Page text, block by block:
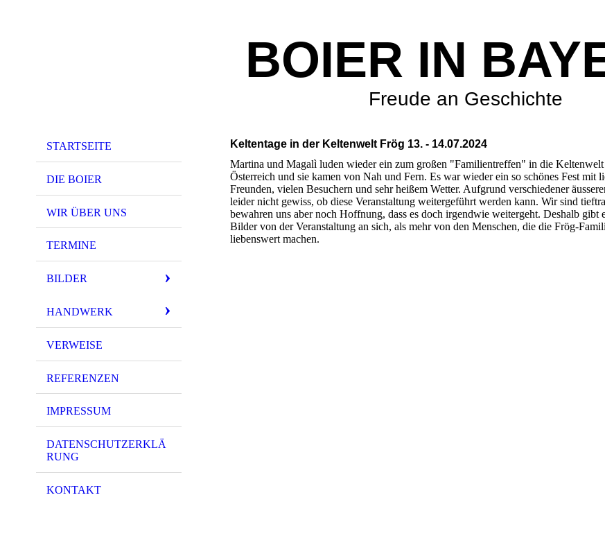
STARTSEITE
DIE BOIER
WIR ÜBER UNS
TERMINE
BILDER
HANDWERK
VERWEISE
REFERENZEN
IMPRESSUM
DATENSCHUTZERKLÄ
RUNG
KONTAKT
BOIER IN
Freude an Geschichte
Keltentage in der Keltenwelt Frög 13. - 14.07.2024
Martina und Magalì luden wieder ein zum großen "Familientreffen" in die
Österreich und sie kamen von Nah und Fern. Es war wieder ein so schönes Fest mit
Freunden, vielen Besuchern und sehr heißem Wetter. Aufgrund verschiedener
leider nicht gewiss, ob diese Veranstaltung weitergeführt werden kann. Wir sind
bewahren uns aber noch Hoffnung, dass es doch irgendwie weitergeht. Deshalb gibt
Bilder von der Veranstaltung an sich, als mehr von den Menschen, die die Frög-
liebenswert machen.